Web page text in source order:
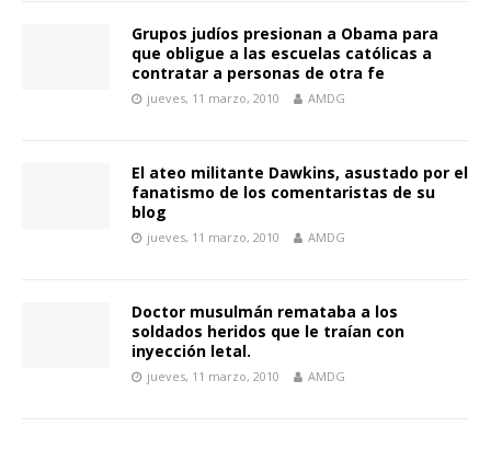
Grupos judíos presionan a Obama para
que obligue a las escuelas católicas a
contratar a personas de otra fe
jueves, 11 marzo, 2010 AMDG
El ateo militante Dawkins, asustado por el
fanatismo de los comentaristas de su
blog
jueves, 11 marzo, 2010 AMDG
Doctor musulmán remataba a los
soldados heridos que le traían con
inyección letal.
jueves, 11 marzo, 2010 AMDG